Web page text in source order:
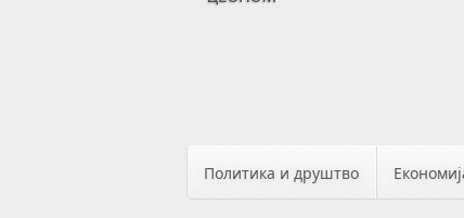
Политика и друштво